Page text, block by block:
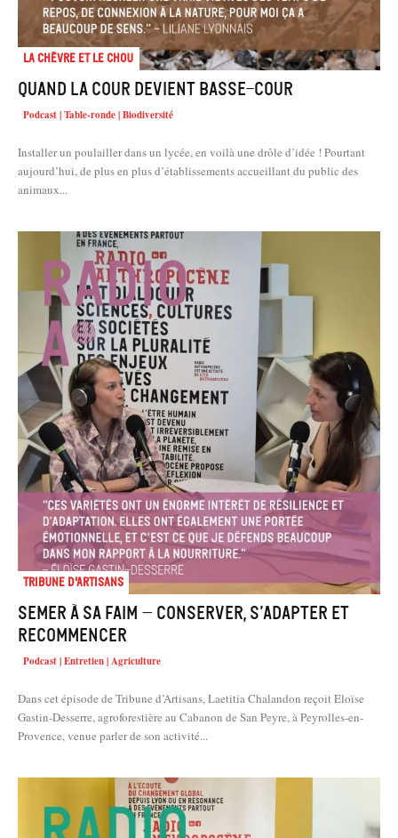
La chèvre et le chou
Quand la cour devient basse-cour
Podcast | Table-ronde | Biodiversité
Installer un poulailler dans un lycée, en voilà une drôle d’idée ! Pourtant
aujourd’hui, de plus en plus d’établissements accueillant du public des
animaux...
Tribune d'artisans
Semer à sa faim – conserver, s’adapter et
recommencer
Podcast | Entretien | Agriculture
Dans cet épisode de Tribune d’Artisans, Laetitia Chalandon reçoit Eloïse
Gastin-Desserre, agroforestière au Cabanon de San Peyre, à Peyrolles-en-
Provence, venue parler de son activité...